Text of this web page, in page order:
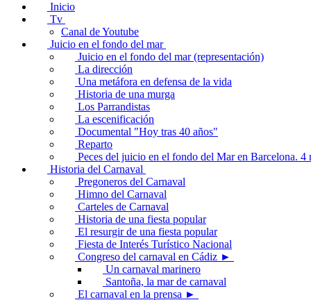
Inicio
Tv
Canal de Youtube
Juicio en el fondo del mar
Juicio en el fondo del mar (representación)
La dirección
Una metáfora en defensa de la vida
Historia de una murga
Los Parrandistas
La escenificación
Documental "Hoy tras 40 años"
Reparto
Peces del juicio en el fondo del Mar en Barcelona. 4
Historia del Carnaval
Pregoneros del Carnaval
Himno del Carnaval
Carteles de Carnaval
Historia de una fiesta popular
El resurgir de una fiesta popular
Fiesta de Interés Turístico Nacional
Congreso del carnaval en Cádiz ►
Un carnaval marinero
Santoña, la mar de carnaval
El carnaval en la prensa ►